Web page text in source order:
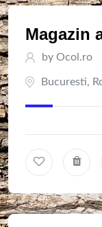
Magazin
by Ocol.ro
Bucuresti,